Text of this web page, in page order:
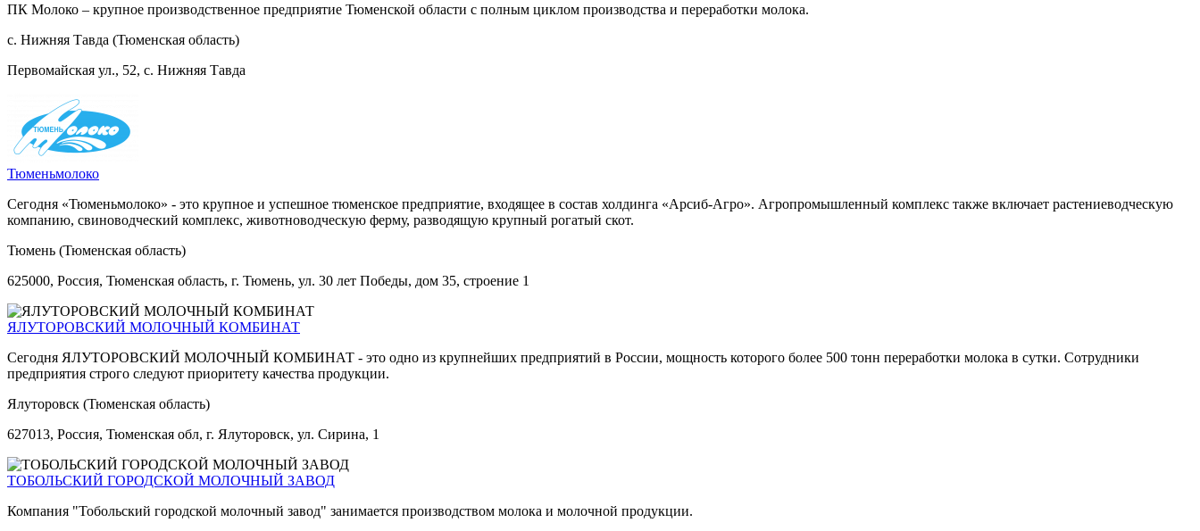
ПК Молоко – крупное производственное предприятие Тюменской области с полным циклом производства и переработки молока.
с. Нижняя Тавда (Тюменская область)
Первомайская ул., 52, с. Нижняя Тавда
Тюменьмолоко
Сегодня «Тюменьмолоко» - это крупное и успешное тюменское предприятие, входящее в состав холдинга «Арсиб-Агро». Агропромышленный комплекс также включает растениеводческую
компанию, свиноводческий комплекс, животноводческую ферму, разводящую крупный рогатый скот.
Тюмень (Тюменская область)
625000, Россия, Тюменская область, г. Тюмень, ул. 30 лет Победы, дом 35, строение 1
ЯЛУТОРОВСКИЙ МОЛОЧНЫЙ КОМБИНАТ
Сегодня ЯЛУТОРОВСКИЙ МОЛОЧНЫЙ КОМБИНАТ - это одно из крупнейших предприятий в России, мощность которого более 500 тонн переработки молока в сутки. Сотрудники
предприятия строго следуют приоритету качества продукции.
Ялуторовск (Тюменская область)
627013, Россия, Тюменская обл, г. Ялуторовск, ул. Сирина, 1
ТОБОЛЬСКИЙ ГОРОДСКОЙ МОЛОЧНЫЙ ЗАВОД
Компания "Тобольский городской молочный завод" занимается производством молока и молочной продукции.